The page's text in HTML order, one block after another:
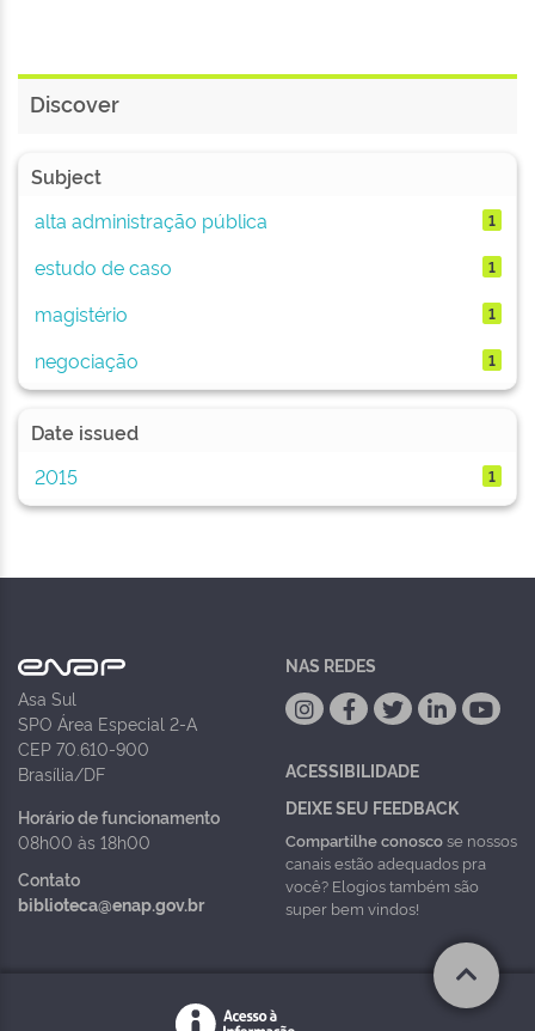
Discover
Subject
alta administração pública
1
estudo de caso 1
magistério 1
negociação 1
Date issued
2015
1
Asa Sul
SPO Área Especial 2-A
CEP 70.610-900
Brasília/DF
Horário de funcionamento
08h00 às 18h00
Contato
biblioteca@enap.gov.br
NAS REDES
ACESSIBILIDADE
DEIXE SEU FEEDBACK
Compartilhe conoscose nossos
canais estão adequados pra
você? Elogios também são
super bem vindos!